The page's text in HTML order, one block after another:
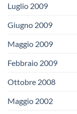
Luglio 2009
Giugno 2009
Maggio 2009
Febbraio 2009
Ottobre 2008
Maggio 2002